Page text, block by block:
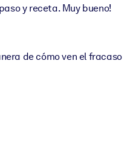
y receta. Muy bueno!
de cómo ven el fracaso